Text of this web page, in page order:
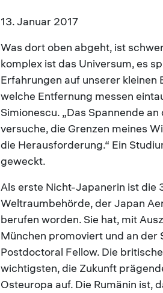
13. Januar 2017
Was dort oben abgeht, ist
komplex ist das Universum, es
Erfahrungen auf unserer kleinen
welche Entfernung messen
Simionescu. „Das Spannende
versuche, die Grenzen meines
die Herausforderung.“ Ein
geweckt.
Als erste Nicht-Japanerin ist die
Weltraumbehörde, der Japan
berufen worden. Sie hat, mit
München promoviert und an der
Postdoctoral Fellow. Die
wichtigsten, die Zukunft
Osteuropa auf. Die Rumänin ist,